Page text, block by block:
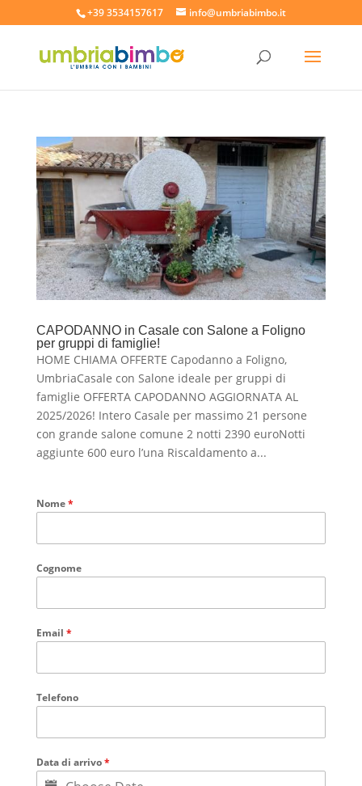
+39 3534157617 info@umbriabimbo.it
CAPODANNO in Casale con Salone a Foligno
per gruppi di famiglie!
HOME CHIAMA OFFERTE Capodanno a Foligno,
UmbriaCasale con Salone ideale per gruppi di
famiglie OFFERTA CAPODANNO AGGIORNATA AL
2025/2026! Intero Casale per massimo 21 persone
con grande salone comune 2 notti 2390 euroNotti
aggiunte 600 euro l’una Riscaldamento a...
Nome*
Cognome
Email *
Telefono
Data di arrivo*